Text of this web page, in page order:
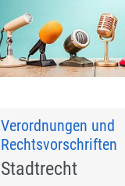
Verordnungen und
Rechtsvorschriften
Stadtrecht